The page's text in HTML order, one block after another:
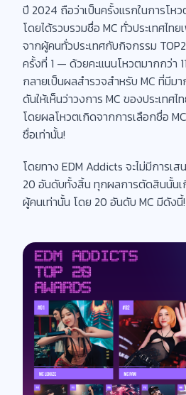
ปี 2024 ถือว่าเป็นครั้งแรกในการโห
โดยได้รวบรวมชื่อ MC ทั่วประเทศไท
จากผู้คนทั่วประเทศกับกิจกรรม
ครั้งที่ 1 — ด้วยคะแนนโหวตมากกว่า
กลายเป็นผลสำรวจสำหรับ MC ที่มีม
ดันให้เห็นว่าวงการ MC ของประเทศ
โดยผลโหวตเกิดจากการเลือกชื่อ
ชื่อเท่านั้น!
โดยทาง EDM Addicts จะไม่มีการเ
20 อันดับทั้งสิ้น ทุกผลการตัดสินนั้น
ผู้คนเท่านั้น โดย 20 อันดับ MC มีดังนี้!